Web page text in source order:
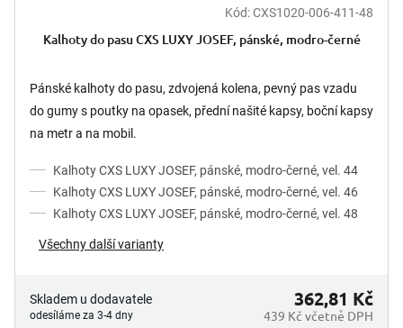
Kód:CXS1020-006-411-48
Kalhoty do pasu CXS LUXY JOSEF, pánské, modro-černé
Pánské kalhoty do pasu, zdvojená kolena, pevný pas vzadu
do gumy s poutky na opasek, přední našité kapsy, boční kapsy
na metr a na mobil.
Kalhoty CXS LUXY JOSEF, pánské, modro-černé, vel. 44
Kalhoty CXS LUXY JOSEF, pánské, modro-černé, vel. 46
Kalhoty CXS LUXY JOSEF, pánské, modro-černé, vel. 48
Všechny další varianty
Skladem u dodavatele
odesíláme za 3-4 dny 439 Kč včetně DPH
362,81 Kč